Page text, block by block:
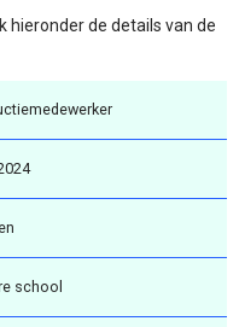
hieronder de details van de
school